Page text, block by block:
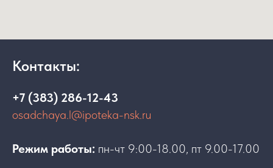
Контакты:
+7 (383) 286-12-43
osadchaya.l@ipoteka-nsk.ru
Режим работы: пн-чт 9:00-18.00, пт 9.00-17.00